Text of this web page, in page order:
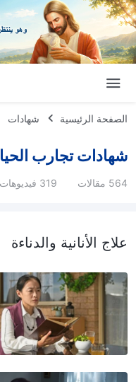
الصفحة الرئيسية شهادات
شهادات تجارب
564 مقالات 319 فيديوهات
علاج الأنانية والدناءة